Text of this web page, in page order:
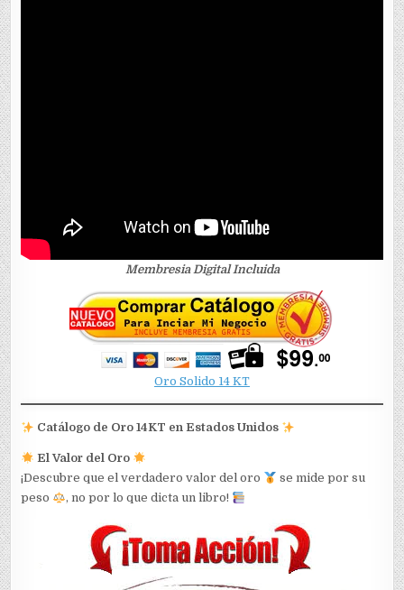
Membresia Digital Incluida
Oro Solido 14 KT
Catálogo de Oro 14KT en Estados Unidos
El Valor del Oro
¡Descubre que el verdadero valor del oro
se mide por su
peso
, no por lo que dicta un libro!